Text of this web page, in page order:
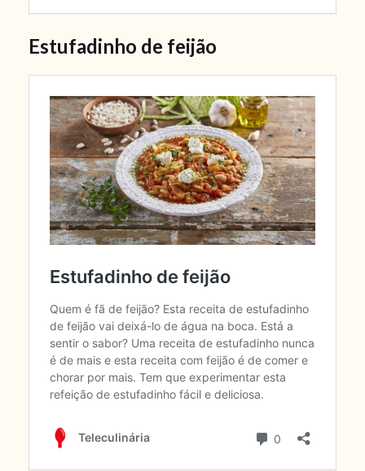
Estufadinho de feijão